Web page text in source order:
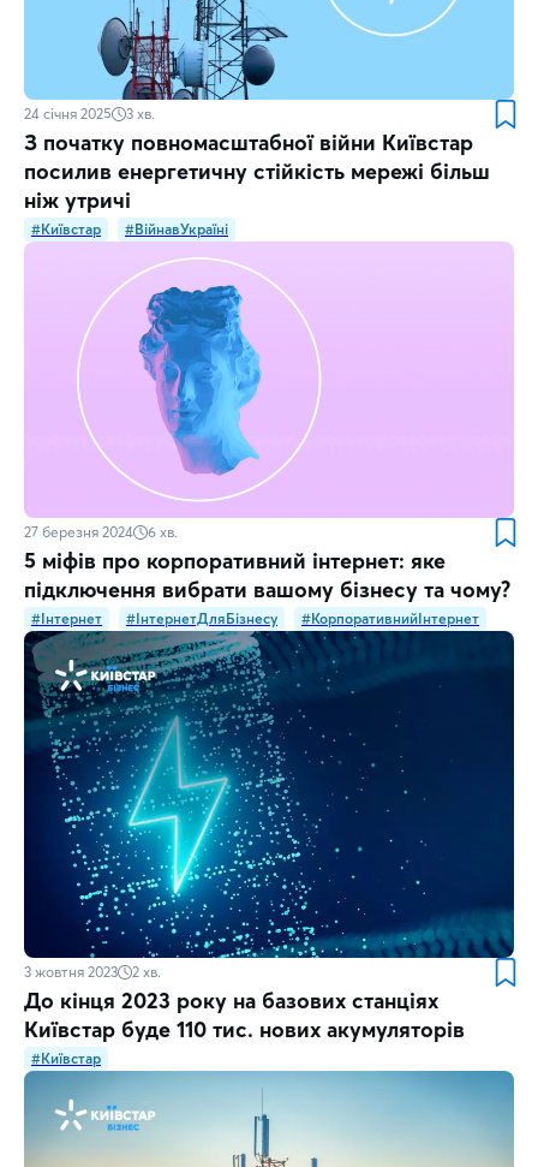
24 січня 2025 3 хв.
З початку повномасштабної війни Київстар
посилив енергетичну стійкість мережі більш
ніж утричі
#Київстар #ВійнавУкраїні
27 березня 2024 6 хв.
5 міфів про корпоративний інтернет: яке
підключення вибрати вашому бізнесу та чому?
#Інтернет #ІнтернетДляБізнесу #КорпоративнийІнтернет
3 жовтня 2023 2 хв.
До кінця 2023 року на базових станціях
Київстар буде 110 тис. нових акумуляторів
#Київстар